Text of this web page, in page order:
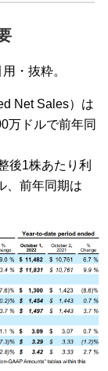
・抜粋。
Net Sales）は
万ドルで前年同
後1株あたり利
、前年同期は